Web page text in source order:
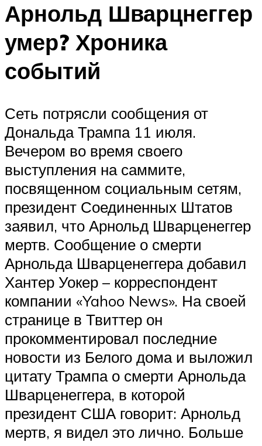
Арнольд Шварцнеггер
умер? Хроника
событий
Сеть потрясли сообщения от
Дональда Трампа 11 июля.
Вечером во время своего
выступления на саммите,
посвященном социальным сетям,
президент Соединенных Штатов
заявил, что Арнольд Шварценеггер
мертв. Сообщение о смерти
Арнольда Шварценеггера добавил
Хантер Уокер – корреспондент
компании «Yahoo News». На своей
странице в Твиттер он
прокомментировал последние
новости из Белого дома и выложил
цитату Трампа о смерти Арнольда
Шварценеггера, в которой
президент США говорит: Арнольд
мертв, я видел это лично. Больше